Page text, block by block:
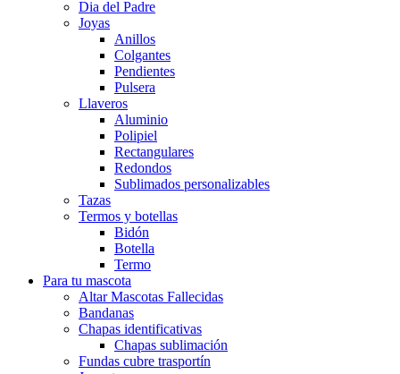
Dia del Padre
Joyas
Anillos
Colgantes
Pendientes
Pulsera
Llaveros
Aluminio
Polipiel
Rectangulares
Redondos
Sublimados personalizables
Tazas
Termos y botellas
Bidón
Botella
Termo
Para tu mascota
Altar Mascotas Fallecidas
Bandanas
Chapas identificativas
Chapas sublimación
Fundas cubre trasportín